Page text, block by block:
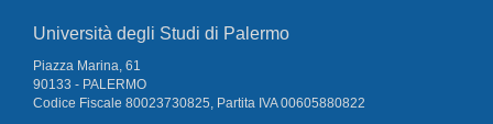
Università degli Studi di Palermo
Piazza Marina, 61
90133 - PALERMO
Codice Fiscale 80023730825, Partita IVA 00605880822